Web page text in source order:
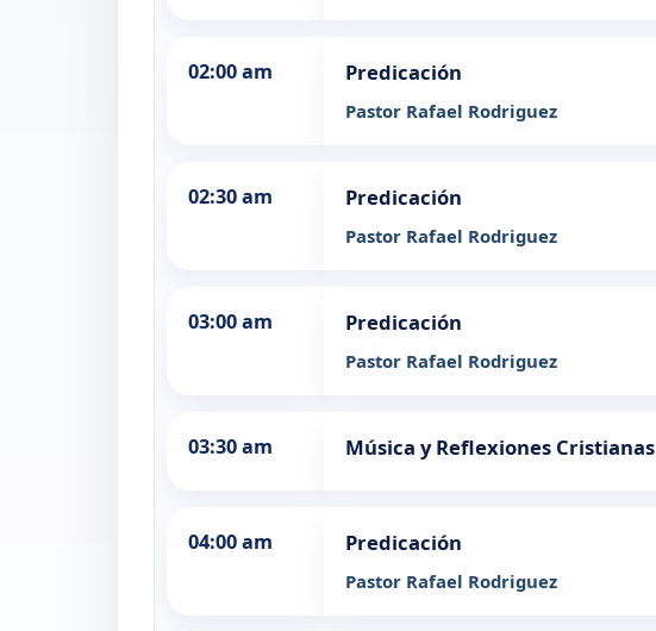
02:00 am Predicación
Pastor Rafael Rodriguez
02:30 am Predicación
Pastor Rafael Rodriguez
03:00 am Predicación
Pastor Rafael Rodriguez
03:30 am Música y Reflexiones Cristianas
04:00 am Predicación
Pastor Rafael Rodriguez